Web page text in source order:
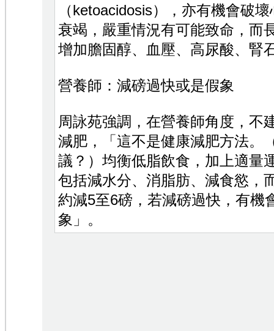
（ketoacidosis），亦有機會破
衰竭，嚴重情況有可能致命，而
增加膽固醇、血壓、高尿酸、腎
營養師：減磅過快或是假象
周詠苑強調，在營養師角度，不
減肥，「這不是健康減肥方法。
議？）均衡低脂飲食，加上適量
包括減水分、消脂肪、減食慾，
約減5至6磅，若減磅過快，有機
象」。